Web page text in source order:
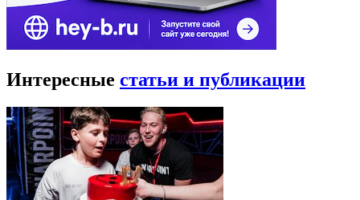
Интересные статьи и публикации